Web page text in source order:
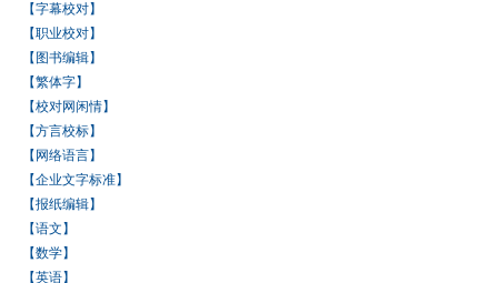
【字幕校对】
【职业校对】
【图书编辑】
【繁体字】
【校对网闲情】
【方言校标】
【网络语言】
【企业文字标准】
【报纸编辑】
【语文】
【数学】
【英语】